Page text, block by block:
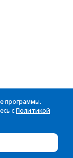
программы.
с Политикой